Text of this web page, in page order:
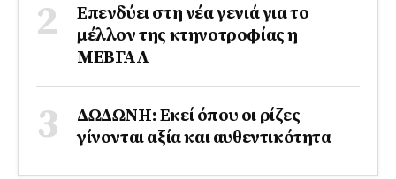
Επενδύει στη νέα γενιά για το
μέλλον της κτηνοτροφίας η
ΜΕΒΓΑΛ
ΔΩΔΩΝΗ: Εκεί όπου οι ρίζες
γίνονται αξία και αυθεντικότητα